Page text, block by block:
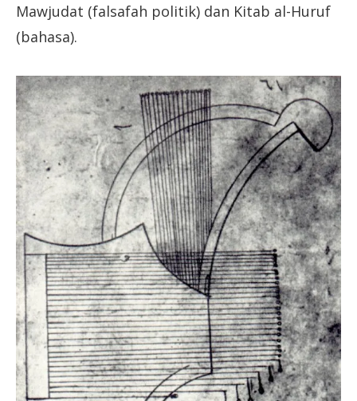
Mawjudat (falsafah politik) dan Kitab al-Huruf
(bahasa).